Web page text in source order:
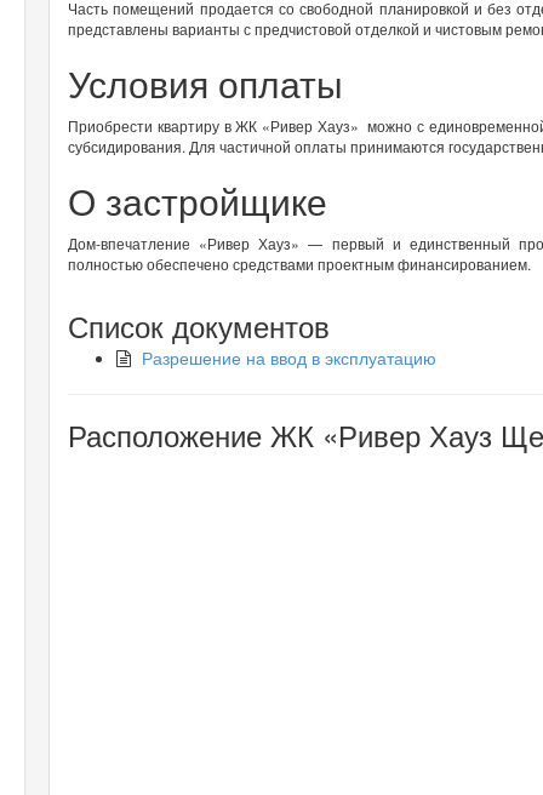
Часть помещений продается со свободной планировкой и без
представлены варианты с предчистовой отделкой и чистовым
Условия оплаты
Приобрести квартиру в ЖК «Ривер Хауз» можно с
субсидирования. Для частичной оплаты принимаются
О застройщике
Дом-впечатление «Ривер Хауз» — первый и единственный
полностью обеспечено средствами проектным финансированием.
Список документов
Разрешение на ввод в эксплуатацию
Расположение ЖК «Ривер Хауз